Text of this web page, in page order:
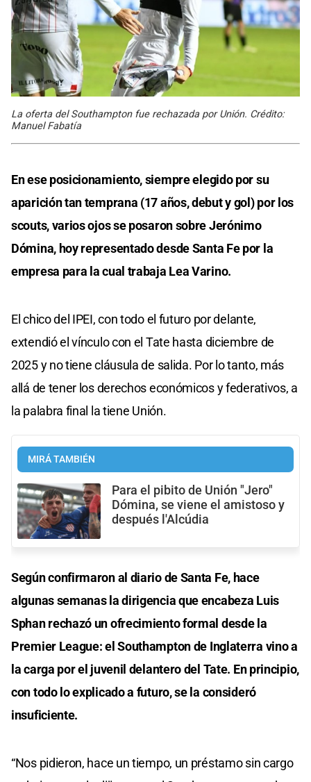
La oferta del Southampton fue rechazada por Unión. Crédito:
Manuel Fabatía
En ese posicionamiento, siempre elegido por su
aparición tan temprana (17 años, debut y gol) por los
scouts, varios ojos se posaron sobre Jerónimo
Dómina, hoy representado desde Santa Fe por la
empresa para la cual trabaja Lea Varino.
El chico del IPEI, con todo el futuro por delante,
extendió el vínculo con el Tate hasta diciembre de
2025 y no tiene cláusula de salida. Por lo tanto, más
allá de tener los derechos económicos y federativos, a
la palabra final la tiene Unión.
MIRÁ TAMBIÉN
Para el pibito de Unión "Jero"
Dómina, se viene el amistoso y
después l'Alcúdia
Según confirmaron al diario de Santa Fe, hace
algunas semanas la dirigencia que encabeza Luis
Sphan rechazó un ofrecimiento formal desde la
Premier League: el Southampton de Inglaterra vino a
la carga por el juvenil delantero del Tate. En principio,
con todo lo explicado a futuro, se la consideró
insuficiente.
“Nos pidieron, hace un tiempo, un préstamo sin cargo